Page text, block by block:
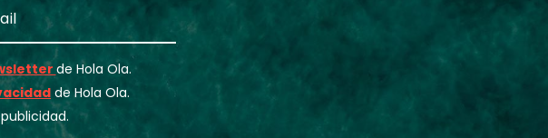
de Hola Ola.
de Hola Ola.